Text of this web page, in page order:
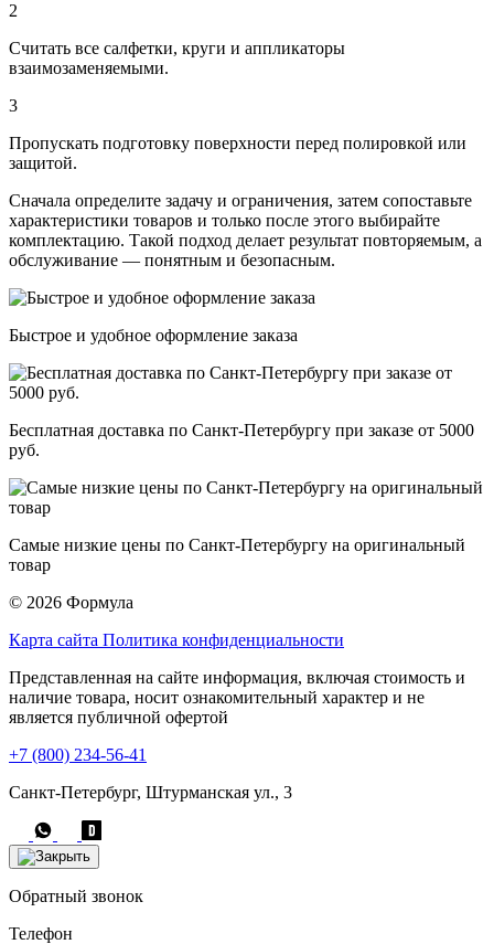
2
Считать все салфетки, круги и аппликаторы
взаимозаменяемыми.
3
Пропускать подготовку поверхности перед полировкой или
защитой.
Сначала определите задачу и ограничения, затем сопоставьте
характеристики товаров и только после этого выбирайте
комплектацию. Такой подход делает результат повторяемым, а
обслуживание — понятным и безопасным.
Быстрое и удобное оформление заказа
Бесплатная доставка по Санкт-Петербургу при заказе от 5000
руб.
Самые низкие цены по Санкт-Петербургу на оригинальный
товар
© 2026 Формула
Карта сайта Политика конфиденциальности
Представленная на сайте информация, включая стоимость и
наличие товара, носит ознакомительный характер и не
является публичной офертой
+7 (800) 234-56-41
Санкт-Петербург, Штурманская ул., 3
Обратный звонок
Телефон